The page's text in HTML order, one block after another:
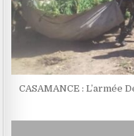
CASAMANCE : L’armée